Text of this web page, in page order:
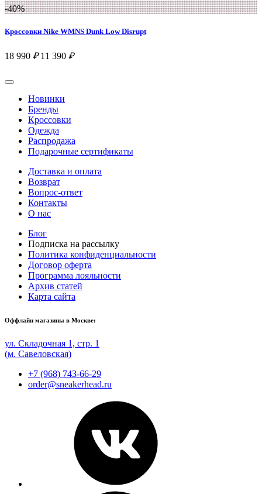
-40%
Кроссовки Nike WMNS Dunk Low Disrupt
18 990 ₽ 11 390 ₽
Новинки
Бренды
Кроссовки
Одежда
Распродажа
Подарочные сертификаты
Доставка и оплата
Возврат
Вопрос-ответ
Контакты
О нас
Блог
Подписка на рассылку
Политика конфиденциальности
Договор оферта
Программа лояльности
Архив статей
Карта сайта
Оффлайн магазины в Москве:
ул. Складочная 1, стр. 1
(м. Савеловская)
+7 (968) 743-66-29
order@sneakerhead.ru